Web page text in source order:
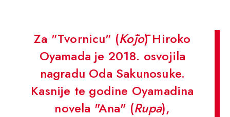
Za "Tvornicu" (Kōjō) Hiroko
Oyamada je 2018. osvojila
nagradu Oda Sakunosuke.
Kasnije te godine Oyamadina
novela "Ana" (Rupa),